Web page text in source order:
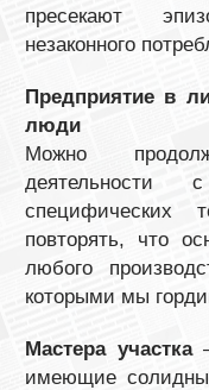
пресекают
незаконного
Предприятие в
люди
Можно
деятельности
повторять, что
любого
которыми мы
Мастера участка–
имеющие